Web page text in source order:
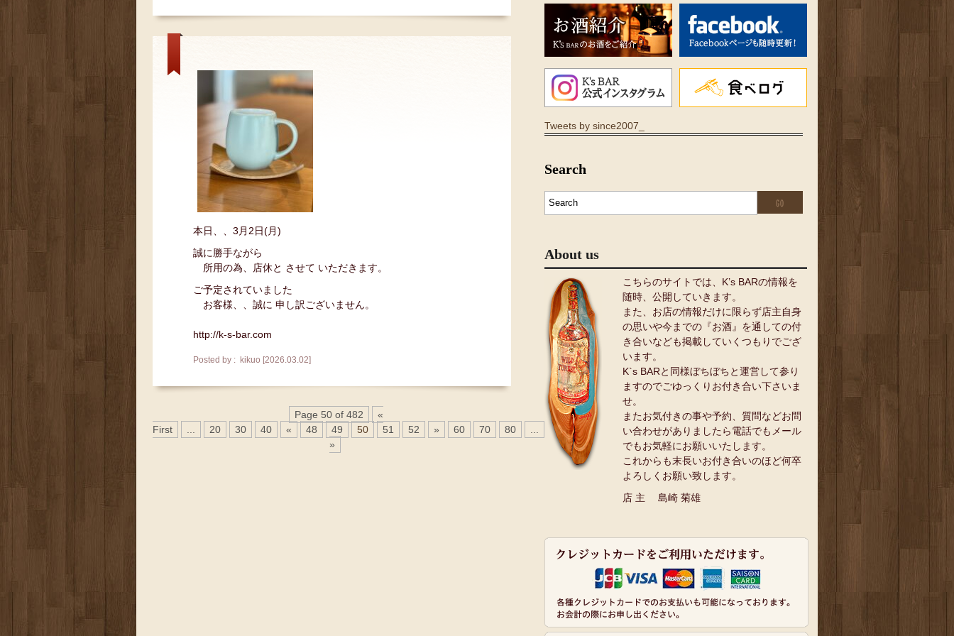
本日、、3月2日(月)
誠に勝手ながら
所用の為、店休と させて いただきます。
ご予定されていました
お客様、、誠に 申し訳ございません。
http://k-s-bar.com
Posted by : kikuo [2026.03.02]
Page 50 of 482
«
First
20 30 40 « 48 49 50 51 52 » 60 70 80
Last
»
Tweets by since2007_
Search
About us
こちらのサイトでは、K’s BARの情報を
随時、公開していきます。
また、お店の情報だけに限らず店主自身
の思いや今までの『お酒』を通しての付
き合いなども掲載していくつもりでござ
います。
K`s BARと同様ぼちぼちと運営して参り
ますのでごゆっくりお付き合い下さいま
せ。
またお気付きの事や予約、質問などお問
い合わせがありましたら電話でもメール
でもお気軽にお願いいたします。
これからも末長いお付き合いのほど何卒
よろしくお願い致します。
店 主 島崎 菊雄